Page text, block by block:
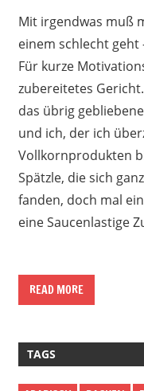
Mit irgendwas muß
einem schlecht geht
Für kurze
zubereitetes
das übrig
und ich, der ich
Vollkornprodukten
Spätzle, die sich
fanden, doch mal
eine Saucenlastige
READ MORE
TAGS